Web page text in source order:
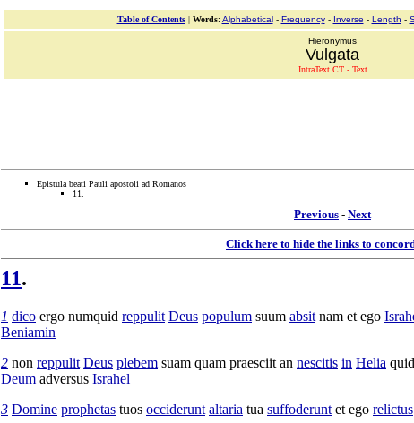
Table of Contents| Words: Alphabetical- Frequency- Inverse - Length -
Hieronymus
Vulgata
IntraText CT - Text
Epistula beati Pauli apostoli ad Romanos
11.
Previous - Next
Click here to hide the links to
11.
1 dico ergo numquid reppulit Deus populum suum absit nam et ego
Beniamin
2 non reppulit Deus plebem suam quam praesciit an nescitis in Helia quid
Deum adversus Israhel
3 Domine prophetas tuos occiderunt altaria tua suffoderunt et ego relictus